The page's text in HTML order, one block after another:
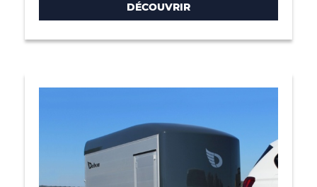
DÉCOUVRIR